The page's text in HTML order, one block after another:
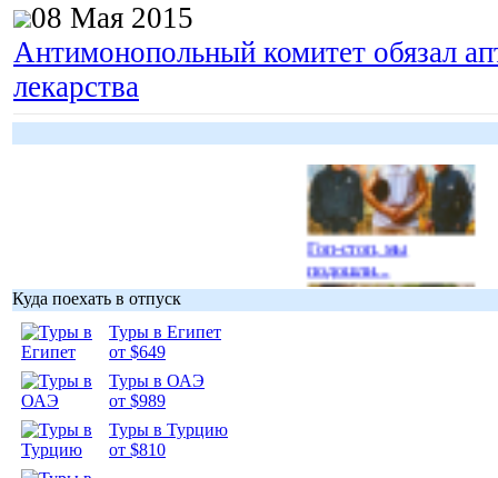
08 Мая 2015
Антимонопольный комитет обязал
лекарства
Гоп-стоп, мы
подошли...
Куда поехать в отпуск
Туры в Египет
от $649
Туры в ОАЭ
от $989
Туры в Турцию
от $810